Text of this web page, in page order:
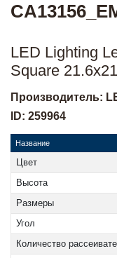
LED Lighting
Square
Производитель:
ID: 259964
Название
Цвет
Высота
Размеры
Угол
Количество